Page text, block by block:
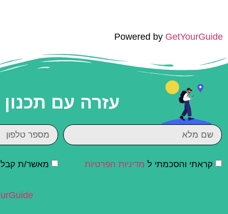
Powered by GetYourGuide
עזרה עם
קראתי והסכמתי ל מדיניות הפרטיות מאשר/ת קבלת